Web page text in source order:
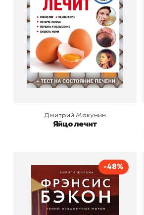
В корзину
Дмитрий Макунин
Яйцо лечит
-48%
Фрэнсис Бэкон. Гений
искаженных миров
Автор
Жилкин Кирилл
Александрович
Издательство Бомбора